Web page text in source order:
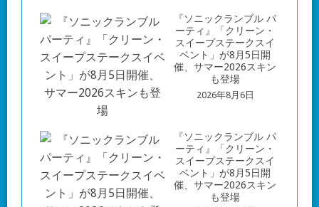
『ソニックランブル パ
ーティ』「クリーン・
スイープステークスイ
ベント」が8月5日開
催、サマー2026スキン
も登場
2026年8月6日
『ソニックランブル パ
ーティ』「クリーン・
スイープステークスイ
ベント」が8月5日開
催、サマー2026スキン
も登場